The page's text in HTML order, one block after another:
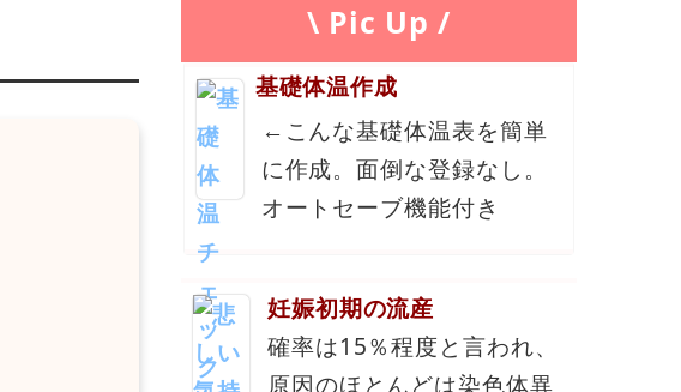
\ Pic Up /
基礎体温作成
←こんな基礎体温表を簡単
に作成。面倒な登録なし。
オートセーブ機能付き
妊娠初期の流産
確率は15％程度と言われ、
原因のほとんどは染色体異